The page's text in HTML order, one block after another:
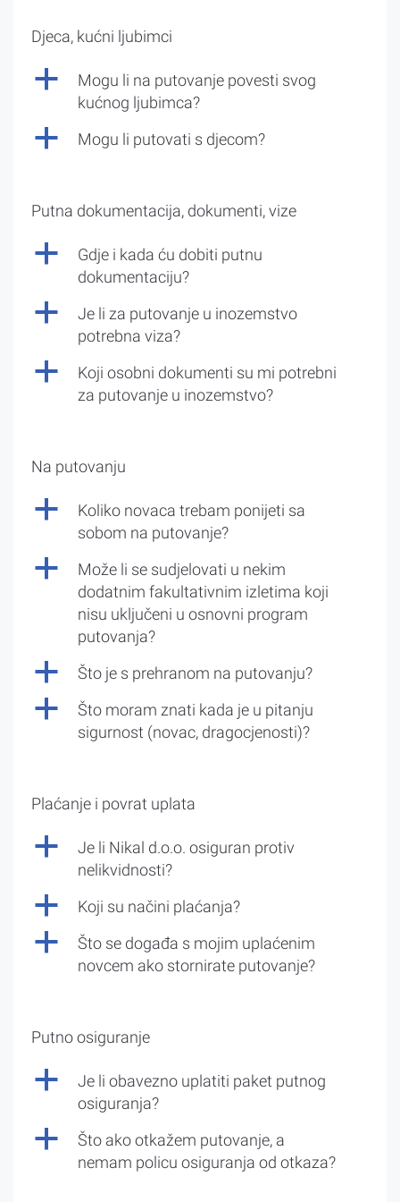
Djeca, kućni ljubimci
a
Mogu li na putovanje povesti svog
kućnog ljubimca?
a Mogu li putovati s djecom?
Putna dokumentacija, dokumenti, vize
a
Gdje i kada ću dobiti putnu
dokumentaciju?
a
Je li za putovanje u inozemstvo
potrebna viza?
a
Koji osobni dokumenti su mi potrebni
za putovanje u inozemstvo?
Na putovanju
a
Koliko novaca trebam ponijeti sa
sobom na putovanje?
a
Može li se sudjelovati u nekim
dodatnim fakultativnim izletima koji
nisu uključeni u osnovni program
putovanja?
a Što je s prehranom na putovanju?
a
Što moram znati kada je u pitanju
sigurnost (novac, dragocjenosti)?
Plaćanje i povrat uplata
a
Je li Nikal d.o.o. osiguran protiv
nelikvidnosti?
a Koji su načini plaćanja?
a
Što se događa s mojim uplaćenim
novcem ako stornirate putovanje?
Putno osiguranje
a
Je li obavezno uplatiti paket putnog
osiguranja?
a
Što ako otkažem putovanje, a
nemam policu osiguranja od otkaza?